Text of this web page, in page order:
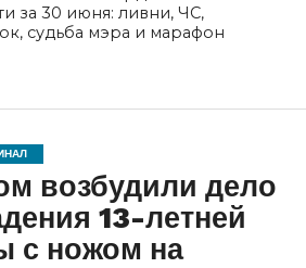
за 30 июня: ливни, ЧС,
судьба мэра и марафон
возбудили дело
13-летней
с ножом на